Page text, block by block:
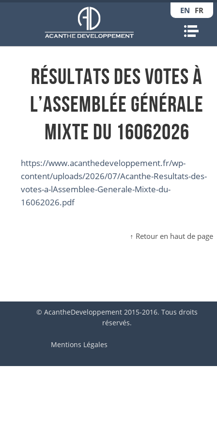
EN FR
Résultats des votes à
l’Assemblée Générale
Mixte du 16062026
https://www.acanthedeveloppement.fr/wp-
content/uploads/2026/07/Acanthe-Resultats-des-
votes-a-lAssemblee-Generale-Mixte-du-
16062026.pdf
↑ Retour en haut de page
© AcantheDeveloppement 2015-2016. Tous droits
réservés.
Mentions Légales